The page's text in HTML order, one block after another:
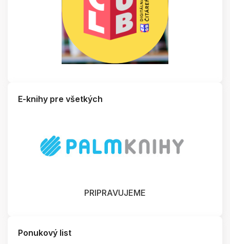
E-knihy pre všetkých
PRIPRAVUJEME
Ponukový list